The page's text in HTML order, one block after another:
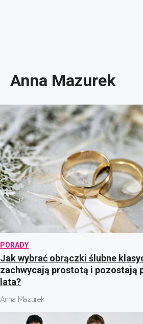
Anna Mazurek
PORADY
Jak wybrać obrączki ślubne
zachwycają prostotą i pozostają
lata?
Anna Mazurek